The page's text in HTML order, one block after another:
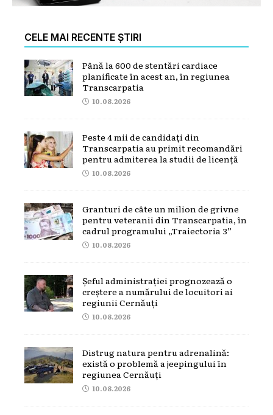
CELE MAI RECENTE ȘTIRI
Până la 600 de stentări cardiace
planificate în acest an, în regiunea
Transcarpatia
10.08.2026
Peste 4 mii de candidați din
Transcarpatia au primit recomandări
pentru admiterea la studii de licență
10.08.2026
Granturi de câte un milion de grivne
pentru veteranii din Transcarpatia, în
cadrul programului „Traiectoria 3”
10.08.2026
Șeful administrației prognozează o
creștere a numărului de locuitori ai
regiunii Cernăuți
10.08.2026
Distrug natura pentru adrenalină:
există o problemă a jeepingului în
regiunea Cernăuți
10.08.2026